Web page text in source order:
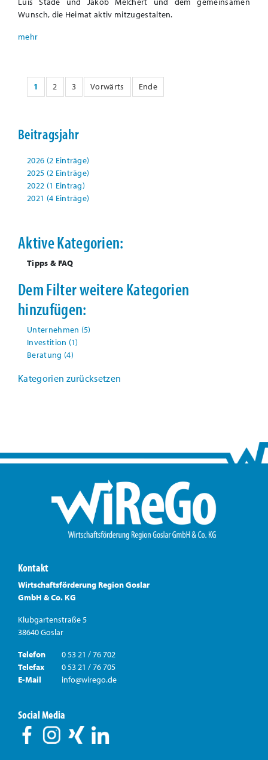
Wunsch, die Heimat aktiv mitzugestalten.
1 2 3 Vorwärts Ende
Beitragsjahr
2026 (2 Einträge)
2025 (2 Einträge)
2022 (1 Eintrag)
2021 (4 Einträge)
Aktive Kategorien:
Tipps & FAQ
Dem Filter weitere Kategorien
hinzufügen:
Unternehmen (5)
Investition (1)
Beratung (4)
Kategorien zurücksetzen
Kontakt
Wirtschaftsförderung Region Goslar
GmbH & Co. KG
Klubgartenstraße 5
38640 Goslar
Telefon
0 53 21 / 76 702
Telefax
0 53 21 / 76 705
E-Mail
info@wirego.de
Social Media